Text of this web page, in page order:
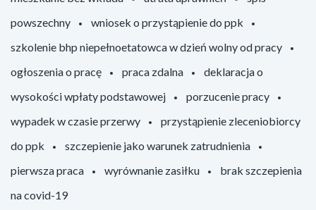
powszechny
wniosek o przystąpienie do ppk
szkolenie bhp niepełnoetatowca w dzień wolny od pracy
ogłoszenia o pracę
praca zdalna
deklaracja o
wysokości wpłaty podstawowej
porzucenie pracy
wypadek w czasie przerwy
przystąpienie zleceniobiorcy
do ppk
szczepienie jako warunek zatrudnienia
pierwsza praca
wyrównanie zasiłku
brak szczepienia
na covid-19